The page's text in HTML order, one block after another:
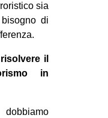
sia
bisogno di
il
in